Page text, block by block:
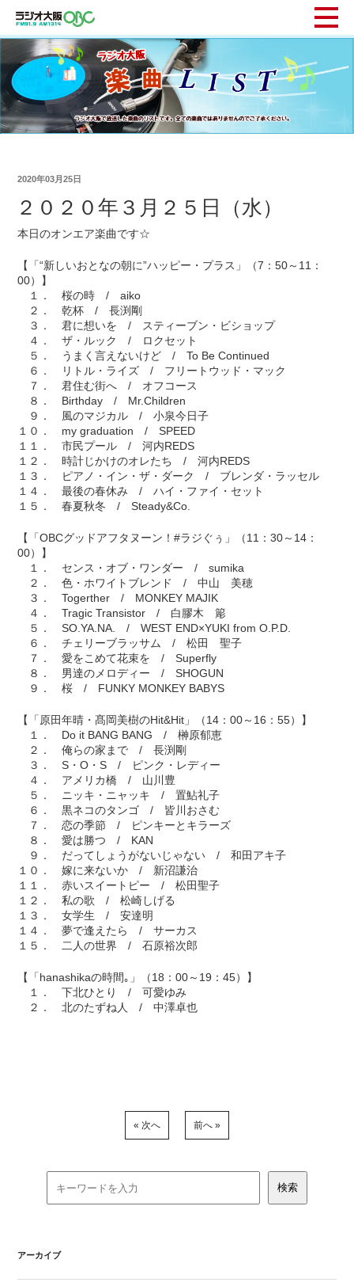
2020年03月25日
２０２０年３月２５日（水）
本日のオンエア楽曲です☆
【「“新しいおとなの朝に”ハッピー・プラス」（7：50～11：
00）】
１． 桜の時 / aiko
２． 乾杯 / 長渕剛
３． 君に想いを / スティーブン・ビショップ
４． ザ・ルック / ロクセット
５． うまく言えないけど / To Be Continued
６． リトル・ライズ / フリートウッド・マック
７． 君住む街へ / オフコース
８． Birthday / Mr.Children
９． 風のマジカル / 小泉今日子
１０． my graduation / SPEED
１１． 市民プール / 河内REDS
１２． 時計じかけのオレたち / 河内REDS
１３． ピアノ・イン・ザ・ダーク / ブレンダ・ラッセル
１４． 最後の春休み / ハイ・ファイ・セット
１５． 春夏秋冬 / Steady&Co.
【「OBCグッドアフタヌーン！#ラジぐぅ」（11：30～14：
00）】
１． センス・オブ・ワンダー / sumika
２． 色・ホワイトブレンド / 中山 美穂
３． Togerther / MONKEY MAJIK
４． Tragic Transistor / 白膠木 簓
５． SO.YA.NA. / WEST END×YUKI from O.P.D.
６． チェリーブラッサム / 松田 聖子
７． 愛をこめて花束を / Superfly
８． 男達のメロディー / SHOGUN
９． 桜 / FUNKY MONKEY BABYS
【「原田年晴・髙岡美樹のHit&Hit」（14：00～16：55）】
１． Do it BANG BANG / 榊原郁恵
２． 俺らの家まで / 長渕剛
３． S・O・S / ピンク・レディー
４． アメリカ橋 / 山川豊
５． ニッキ・ニャッキ / 置鮎礼子
６． 黒ネコのタンゴ / 皆川おさむ
７． 恋の季節 / ピンキーとキラーズ
８． 愛は勝つ / KAN
９． だってしょうがないじゃない / 和田アキ子
１０． 嫁に来ないか / 新沼謙治
１１． 赤いスイートピー / 松田聖子
１２． 私の歌 / 松崎しげる
１３． 女学生 / 安達明
１４． 夢で逢えたら / サーカス
１５． 二人の世界 / 石原裕次郎
【「hanashikaの時間｡」（18：00～19：45）】
１． 下北ひとり / 可愛ゆみ
２． 北のたずね人 / 中澤卓也
« 次へ 前へ »
アーカイブ